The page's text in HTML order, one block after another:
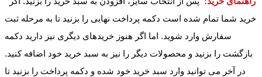
خرید شما تمام شده است دکمه پرداخت نهایی را بزنید تا به مرحله ثبت
سفارش وارد شوید. اما اگر هنوز خریدهای دیگری نیز دارید دکمه
بازگشت را بزنید و محصولات دیگر را نیز به سبد خرید خود اضافه کنید.
در آخر می توانید وارد سبد خرید خود شده و دکمه پرداخت را بزنید تا